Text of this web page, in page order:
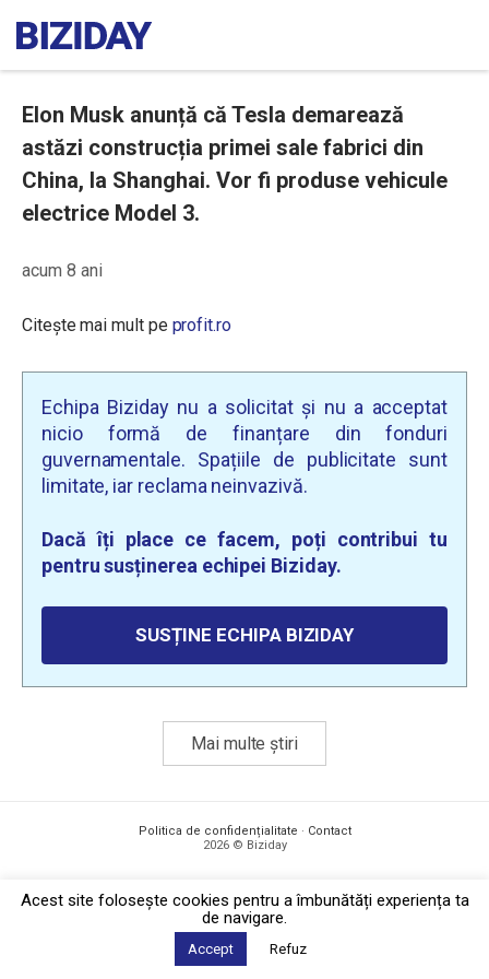
Elon Musk anunță că Tesla demarează
astăzi construcția primei sale fabrici din
China, la Shanghai. Vor fi produse vehicule
electrice Model 3.
acum 8 ani
Citește mai mult pe profit.ro
Echipa Biziday nu a solicitat și nu a acceptat
nicio formă de finanțare din fonduri
guvernamentale. Spațiile de publicitate sunt
limitate, iar reclama neinvazivă.
Dacă îți place ce facem, poți contribui tu
pentru susținerea echipei Biziday.
SUSȚINE ECHIPA BIZIDAY
Mai multe știri
Politica de confidențialitate · Contact
2026 © Biziday
Acest site foloseşte cookies pentru a îmbunătăți experiența ta
de navigare.
Accept Refuz